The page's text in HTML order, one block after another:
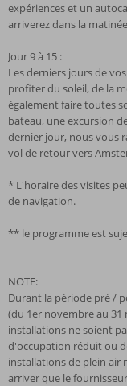
expériences et un
arriverez dans la
Jour 9 à 15 :
Les derniers jours de
profiter du soleil, de la
également faire toutes
bateau, une excursion
dernier jour, nous vous
vol de retour vers
* L'horaire des visites
de navigation.
** le programme est
NOTE:
Durant la période pré /
(du 1er novembre au 31
installations ne soient
d'occupation réduit ou
installations de plein air
arriver que le